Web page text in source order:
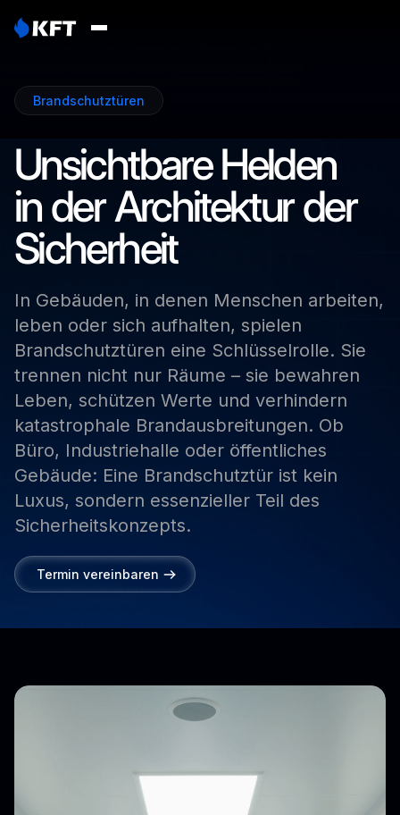
Brandschutztüren
Unsichtbare Helden
inderArchitekturder
Sicherheit
In Gebäuden, in denen Menschen arbeiten,
leben oder sich aufhalten, spielen
Brandschutztüren eine Schlüsselrolle. Sie
trennen nicht nur Räume – sie bewahren
Leben, schützen Werte und verhindern
katastrophale Brandausbreitungen. Ob
Büro, Industriehalle oder öffentliches
Gebäude: Eine Brandschutztür ist kein
Luxus, sondern essenzieller Teil des
Sicherheitskonzepts.
Termin vereinbaren